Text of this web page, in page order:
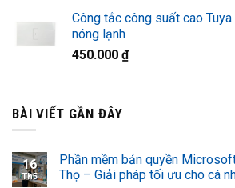
Công tắc công suất cao
nóng lạnh
450.000 ₫
BÀI VIẾT GẦN ĐÂY
16
Th5
Phần mềm bản quyền
Thọ – Giải pháp tối ưu cho cá